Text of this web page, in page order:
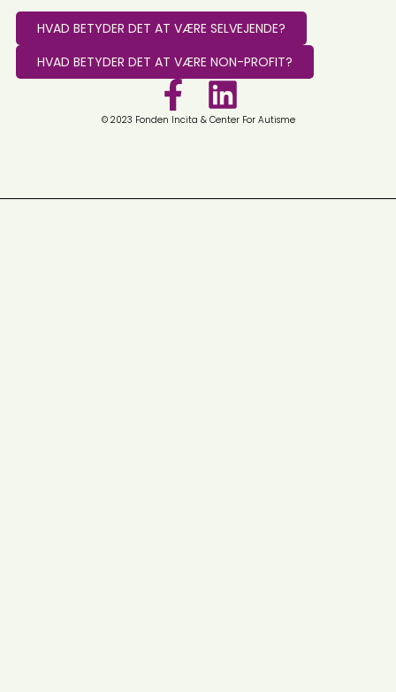
HVAD BETYDER DET AT VÆRE SELVEJENDE?
HVAD BETYDER DET AT VÆRE NON-PROFIT?
© 2023 Fonden Incita & Center For Autisme